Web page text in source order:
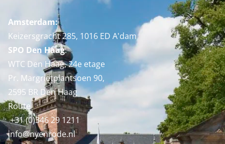
Amsterdam:
Keizersgracht 285, 1016 ED A'dam
SPO Den Haag:
WTC Den Haag, 24e etage
Pr. Margrietplantsoen 90,
2595 BR Den Haag
Route
+31 (0)346 29 1211
info@nyenrode.nl